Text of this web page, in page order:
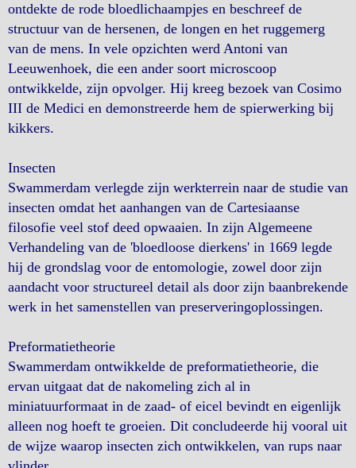
ontdekte de rode bloedlichaampjes en beschreef de
structuur van de hersenen, de longen en het ruggemerg
van de mens. In vele opzichten werd Antoni van
Leeuwenhoek, die een ander soort microscoop
ontwikkelde, zijn opvolger. Hij kreeg bezoek van Cosimo
III de Medici en demonstreerde hem de spierwerking bij
kikkers.
Insecten
Swammerdam verlegde zijn werkterrein naar de studie van
insecten omdat het aanhangen van de Cartesiaanse
filosofie veel stof deed opwaaien. In zijn Algemeene
Verhandeling van de 'bloedloose dierkens' in 1669 legde
hij de grondslag voor de entomologie, zowel door zijn
aandacht voor structureel detail als door zijn baanbrekende
werk in het samenstellen van preserveringoplossingen.
Preformatietheorie
Swammerdam ontwikkelde de preformatietheorie, die
ervan uitgaat dat de nakomeling zich al in
miniatuurformaat in de zaad- of eicel bevindt en eigenlijk
alleen nog hoeft te groeien. Dit concludeerde hij vooral uit
de wijze waarop insecten zich ontwikkelen, van rups naar